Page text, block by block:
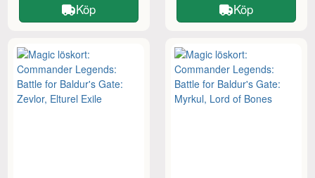
Köp Köp